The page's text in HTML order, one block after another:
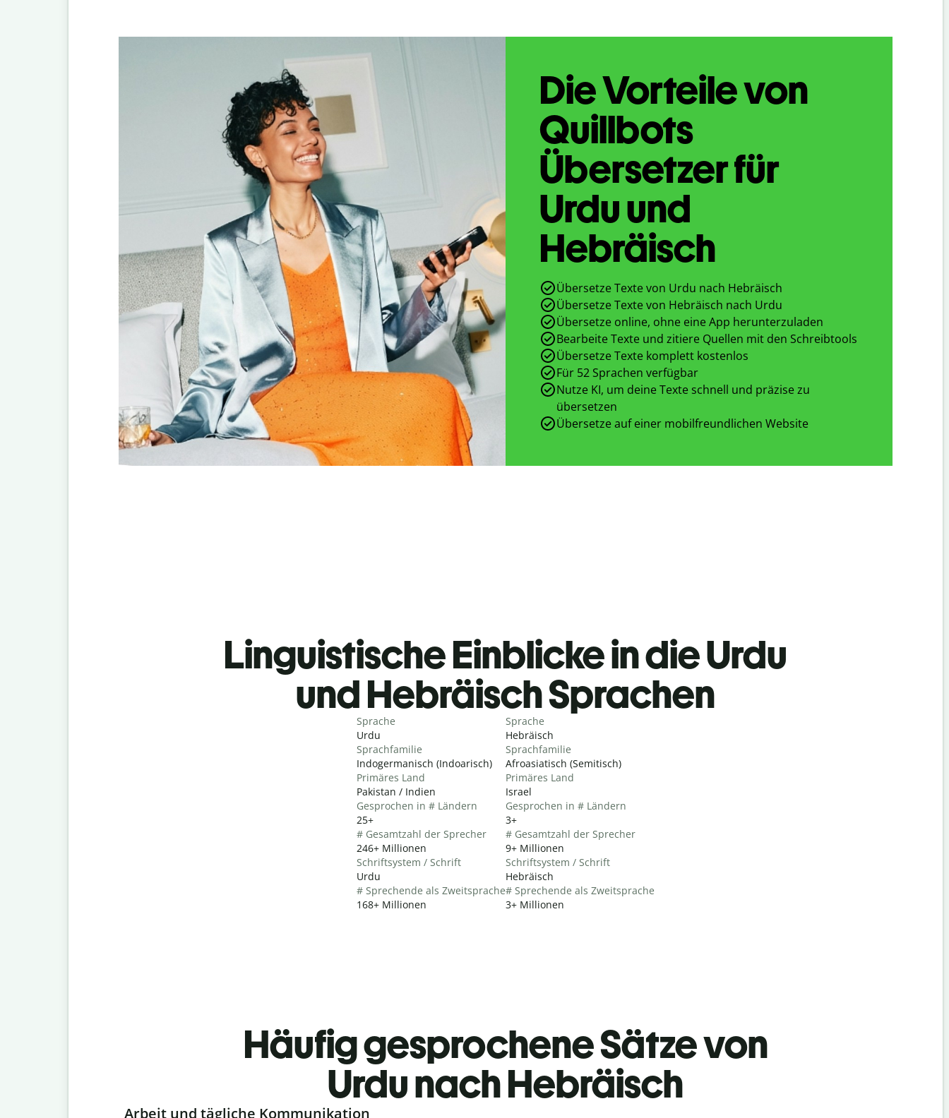
Die Vorteile von
Quillbots
Übersetzer für
Urdu und
Hebräisch
Übersetze Texte von Urdu nach Hebräisch
Übersetze Texte von Hebräisch nach Urdu
Übersetze online, ohne eine App herunterzuladen
Bearbeite Texte und zitiere Quellen mit den Schreibtools
Übersetze Texte komplett kostenlos
Für 52 Sprachen verfügbar
Nutze KI, um deine Texte schnell und präzise zu
übersetzen
Übersetze auf einer mobilfreundlichen Website
Linguistische Einblicke in die Urdu
und Hebräisch Sprachen
Sprache
Urdu
Sprachfamilie
Indogermanisch (Indoarisch)
Primäres Land
Pakistan / Indien
Gesprochen in # Ländern
25+
# Gesamtzahl der Sprecher
246+ Millionen
Schriftsystem / Schrift
Urdu
# Sprechende als Zweitsprache
168+ Millionen
Sprache
Hebräisch
Sprachfamilie
Afroasiatisch (Semitisch)
Primäres Land
Israel
Gesprochen in # Ländern
3+
# Gesamtzahl der Sprecher
9+ Millionen
Schriftsystem / Schrift
Hebräisch
# Sprechende als Zweitsprache
3+ Millionen
Häufig gesprochene Sätze von
Urdu nach Hebräisch
Slide 1 of 6
Arbeit und tägliche Kommunikation